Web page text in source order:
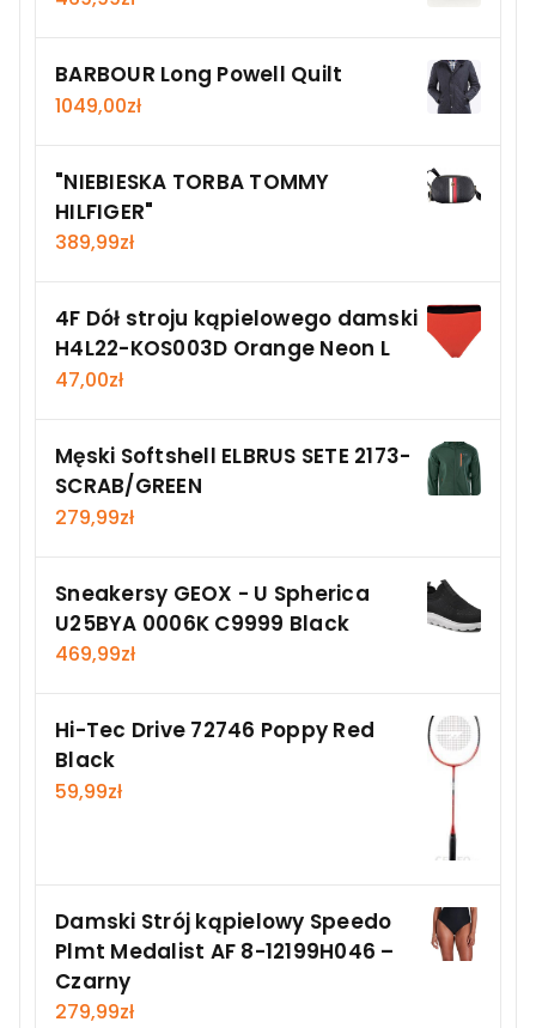
BARBOUR Long Powell Quilt
1049,00zł
"NIEBIESKA TORBA TOMMY
HILFIGER"
389,99zł
4F Dół stroju kąpielowego damski
H4L22-KOS003D Orange Neon L
47,00zł
Męski Softshell ELBRUS SETE 2173-
SCRAB/GREEN
279,99zł
Sneakersy GEOX - U Spherica
U25BYA 0006K C9999 Black
469,99zł
Hi-Tec Drive 72746 Poppy Red
Black
59,99zł
Damski Strój kąpielowy Speedo
Plmt Medalist AF 8-12199H046 –
Czarny
279,99zł